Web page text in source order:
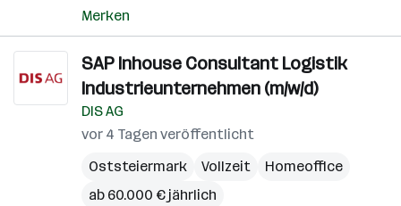
Merken
SAP Inhouse Consultant Logistik
Industrieunternehmen (m/w/d)
DIS AG
vor 4 Tagen veröffentlicht
Oststeiermark
Vollzeit
Homeoffice
ab 60.000 € jährlich